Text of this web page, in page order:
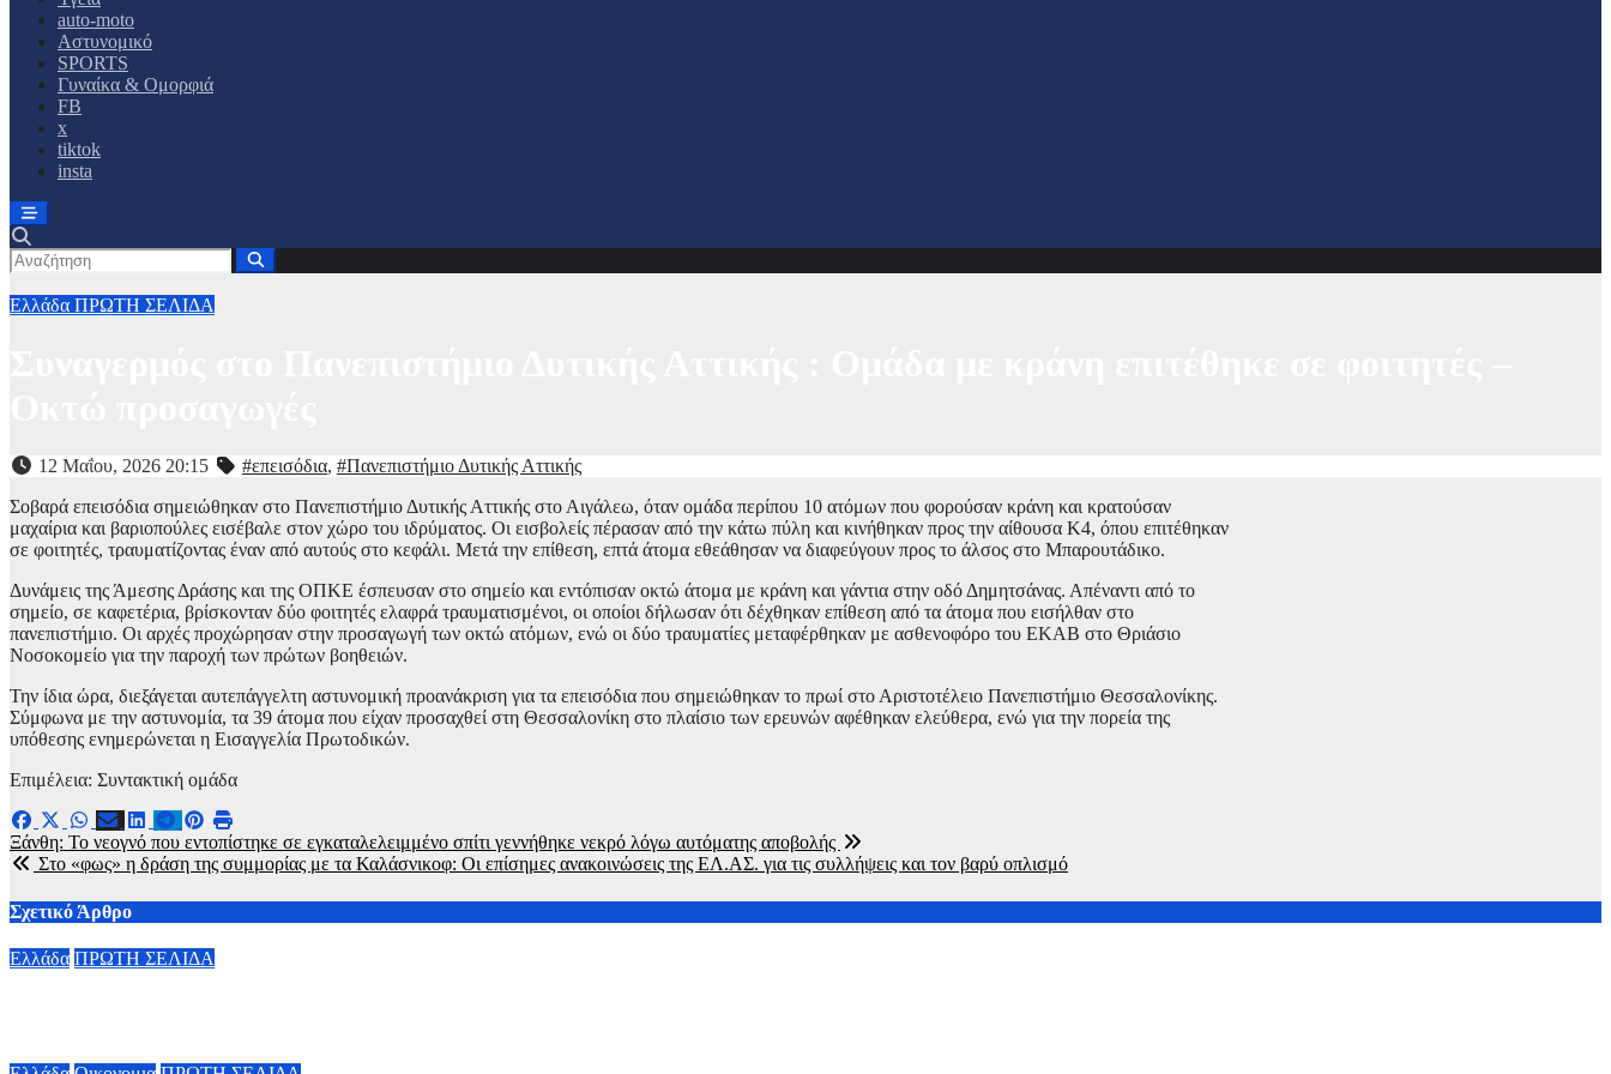
auto-moto
Αστυνομικό
SPORTS
Γυναίκα & Ομορφιά
FB
x
tiktok
insta
Ελλάδα ΠΡΩΤΗ ΣΕΛΙΔΑ
12 Μαΐου, 2026 20:15 #επεισόδια, #Πανεπιστήμιο Δυτικής Αττικής
Σοβαρά επεισόδια σημειώθηκαν στο Πανεπιστήμιο Δυτικής Αττικής στο Αιγάλεω, όταν ομάδα περίπου 10 ατόμων που φορούσαν κράνη και κρατούσαν
μαχαίρια και βαριοπούλες εισέβαλε στον χώρο του ιδρύματος. Οι εισβολείς πέρασαν από την κάτω πύλη και κινήθηκαν προς την αίθουσα Κ4, όπου επιτέθηκαν
σε φοιτητές, τραυματίζοντας έναν από αυτούς στο κεφάλι. Μετά την επίθεση, επτά άτομα εθεάθησαν να διαφεύγουν προς το άλσος στο Μπαρουτάδικο.
Δυνάμεις της Άμεσης Δράσης και της ΟΠΚΕ έσπευσαν στο σημείο και εντόπισαν οκτώ άτομα με κράνη και γάντια στην οδό Δημητσάνας. Απέναντι από το
σημείο, σε καφετέρια, βρίσκονταν δύο φοιτητές ελαφρά τραυματισμένοι, οι οποίοι δήλωσαν ότι δέχθηκαν επίθεση από τα άτομα που εισήλθαν στο
πανεπιστήμιο. Οι αρχές προχώρησαν στην προσαγωγή των οκτώ ατόμων, ενώ οι δύο τραυματίες μεταφέρθηκαν με ασθενοφόρο του ΕΚΑΒ στο Θριάσιο
Νοσοκομείο για την παροχή των πρώτων βοηθειών.
Την ίδια ώρα, διεξάγεται αυτεπάγγελτη αστυνομική προανάκριση για τα επεισόδια που σημειώθηκαν το πρωί στο Αριστοτέλειο Πανεπιστήμιο Θεσσαλονίκης.
Σύμφωνα με την αστυνομία, τα 39 άτομα που είχαν προσαχθεί στη Θεσσαλονίκη στο πλαίσιο των ερευνών αφέθηκαν ελεύθερα, ενώ για την πορεία της
υπόθεσης ενημερώνεται η Εισαγγελία Πρωτοδικών.
Επιμέλεια: Συντακτική ομάδα
Πλοήγηση
άρθρων
Ξάνθη: Το νεογνό που εντοπίστηκε σε εγκαταλελειμμένο σπίτι γεννήθηκε νεκρό λόγω αυτόματης αποβολής
Στο «φως» η δράση της συμμορίας με τα Καλάσνικοφ: Οι επίσημες ανακοινώσεις της ΕΛ.ΑΣ. για τις συλλήψεις και τον βαρύ οπλισμό
Σχετικό Άρθρο
Ελλάδα ΠΡΩΤΗ ΣΕΛΙΔΑ